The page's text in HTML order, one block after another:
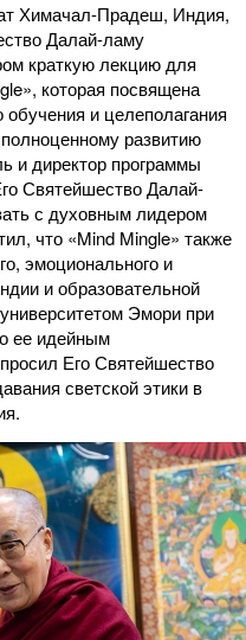
Химачал-Прадеш, Индия,
Далай-ламу
краткую лекцию для
которая посвящена
и целеполагания
развитию
и директор программы
Святейшество Далай-
с духовным лидером
что «Mind Mingle» также
эмоционального и
и образовательной
Эмори при
ее идейным
Его Святейшество
светской этики в